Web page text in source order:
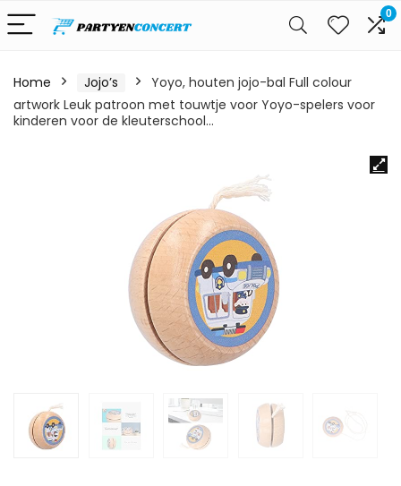
0
Home Jojo’s
Yoyo, houten jojo-bal Full colour
artwork Leuk patroon met touwtje voor Yoyo-spelers voor
kinderen voor de kleuterschool…